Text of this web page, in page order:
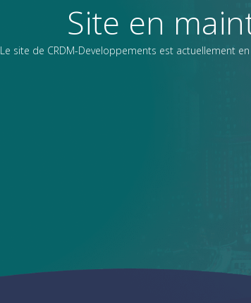
Site en
Le site de CRDM-Developpements est actuellement